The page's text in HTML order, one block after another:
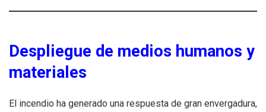
Despliegue de medios humanos y
materiales
El incendio ha generado una respuesta de gran envergadura,